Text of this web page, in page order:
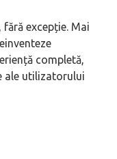
excepție. Mai
completă,
ale utilizatorului